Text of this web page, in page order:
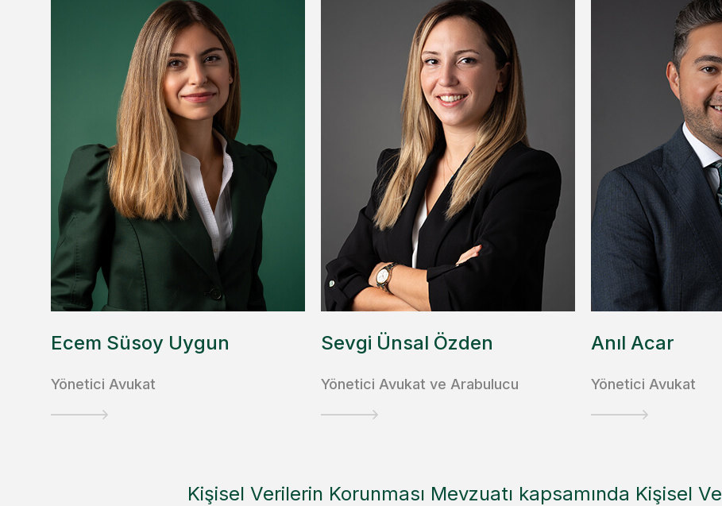
Ecem Süsoy Uygun
Yönetici Avukat
Sevgi Ünsal Özden
Yönetici Avukat ve Arabulucu
Anıl Acar
Yönetici Avukat
Kişisel Verilerin Korunması Mevzuatı kapsamında Kişisel